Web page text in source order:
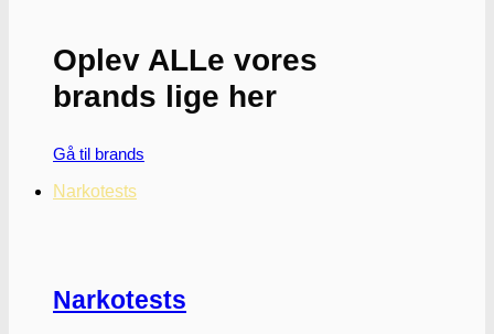
Oplev ALLe vores
brands lige her
Gå til brands
Narkotests
Narkotests